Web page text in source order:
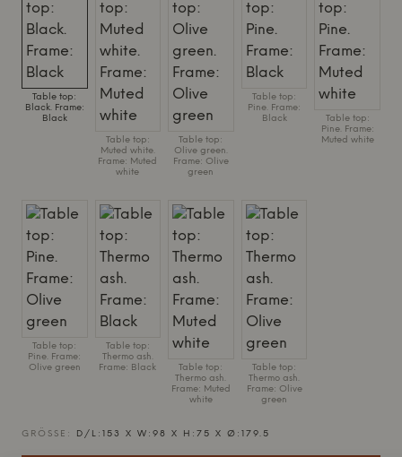
Table top:
Black. Frame:
Black
Table top:
Muted white.
Frame: Muted
white
Table top:
Olive green.
Frame: Olive
green
Table top:
Pine. Frame:
Black
Table top:
Pine. Frame:
Muted white
Table top:
Pine. Frame:
Olive green
Table top:
Thermo ash.
Frame: Black
Table top:
Thermo ash.
Frame: Muted
white
Table top:
Thermo ash.
Frame: Olive
green
GRÖSSE: D/L:153 X W:98 X H:75 X Ø:179.5